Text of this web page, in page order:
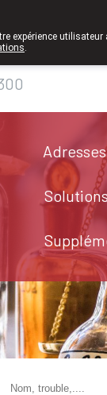
Meysen
Adresses
expérience
.